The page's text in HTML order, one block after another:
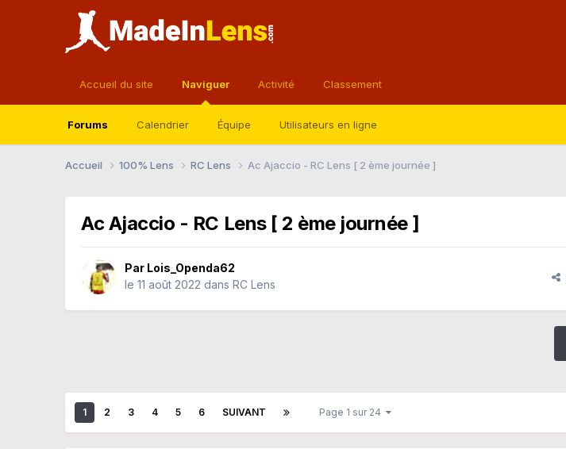
Accueil du site Naviguer
Forums Calendrier Équipe Utilisateurs en ligne
Activité Classement
Accueil 100% Lens RC Lens Ac Ajaccio - RC Lens [ 2 ème journée ]
Ac Ajaccio - RC Lens [ 2 ème journée ]
Par Lois_Openda62
le 11 août 2022 dansRC Lens
1 2 3 4 5 6 SUIVANT Page 1 sur 24